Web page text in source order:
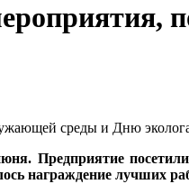
Предприятие
награждение лучших